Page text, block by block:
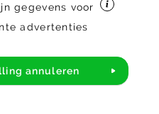
gegevens voor
advertenties
annuleren